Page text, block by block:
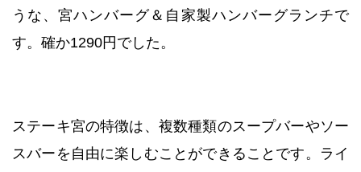
うな、宮ハンバーグ＆自家製ハンバーグランチで
す。確か1290円でした。
ステーキ宮の特徴は、複数種類のスープバーやソー
スバーを自由に楽しむことができることです。ライ